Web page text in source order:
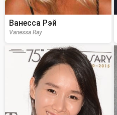
Ванесса Рэй
Vanessa Ray